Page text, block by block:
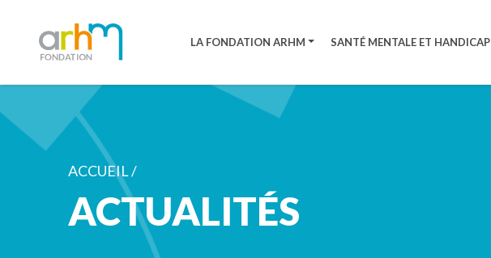
LA FONDATION ARHM SANTÉ MENTALE ET HANDICAP
ACCUEIL /
ACTUALITÉS